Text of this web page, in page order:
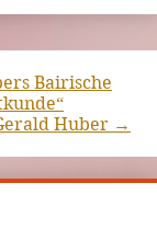
Bairische
Huber →